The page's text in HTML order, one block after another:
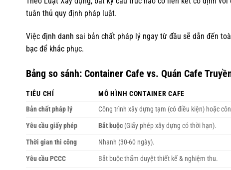
tuân thủ quy định pháp luật.
Việc định danh sai bản chất pháp lý ngay từ đầu sẽ dẫn đến
bạc để khắc phục.
Bảng so sánh: Container Cafe vs. Quán Cafe
TIÊU CHÍ MÔ HÌNH CONTAINER CAFE
Bản chất pháp lý
Công trình xây dựng tạm (có điều kiện) hoặc
Yêu cầu giấy phép
Bắt buộc (Giấy phép xây dựng có thời hạn).
Thời gian thi công
Nhanh (30-60 ngày).
Yêu cầu PCCC
Bắt buộc thẩm duyệt thiết kế & nghiệm thu.